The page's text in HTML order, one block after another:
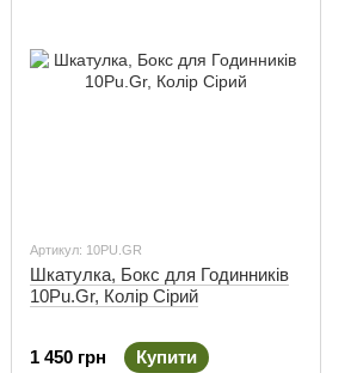
Артикул: 10PU.GR
Шкатулка, Бокс для Годинників
10Pu.Gr, Колір Сірий
1 450 грн Купити